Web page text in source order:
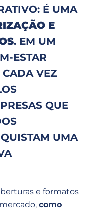
É UMA
E
. EM UM
ESTAR
CADA VEZ
QUE
UMA
e formatos
como